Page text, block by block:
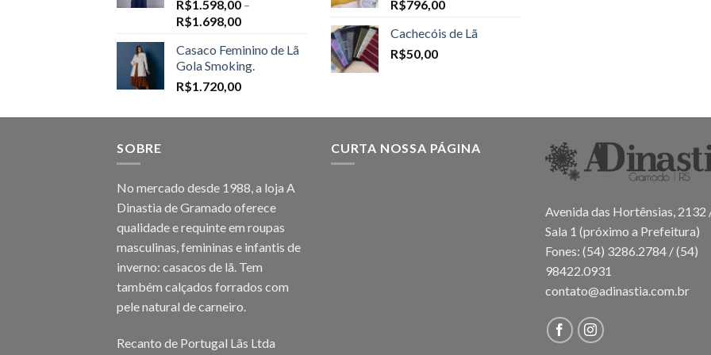
R$1.598,00 –
R$1.698,00Price
R$1.598,00
through
R$1.698,00
Casaco Feminino de Lã
Gola Smoking.
R$1.720,00
R$796,00
Cachecóis de Lã
R$50,00
SOBRE
No mercado desde 1988, a loja A
Dinastia de Gramado oferece
qualidade e requinte em roupas
masculinas, femininas e infantis de
inverno: casacos de lã. Tem
também calçados forrados com
pele natural de carneiro.
Recanto de Portugal Lãs Ltda
CURTA NOSSA PÁGINA
Avenida das Hortênsias, 2132
Sala 1 (próximo a Prefeitura)
Fones: (54) 3286.2784 / (54)
98422.0931
contato@adinastia.com.br